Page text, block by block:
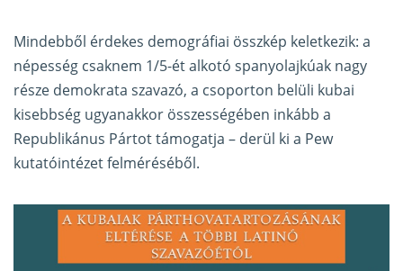
Mindebből érdekes demográfiai összkép keletkezik: a
népesség csaknem 1/5-ét alkotó spanyolajkúak nagy
része demokrata szavazó, a csoporton belüli kubai
kisebbség ugyanakkor összességében inkább a
Republikánus Pártot támogatja – derül ki a Pew
kutatóintézet felméréséből.